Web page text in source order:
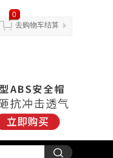
0
去购物车结算